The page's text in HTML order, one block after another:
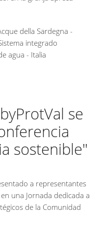
della Sardegna -
integrado
agua - Italia
se
sostenible"
a representantes
una Jornada dedicada a
de la Comunidad